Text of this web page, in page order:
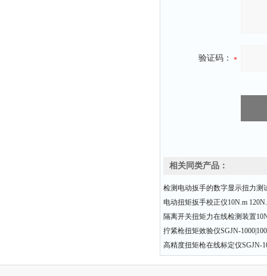
验证码：
相关同类产品：
检测电动扳手的数字显示扭力测
电动扭矩扳手校正仪10N.m
隔离开关扭矩力在线检测装置
拧紧枪扭矩效验仪SGJN-
高精度扭矩枪在线标定仪SGJN-